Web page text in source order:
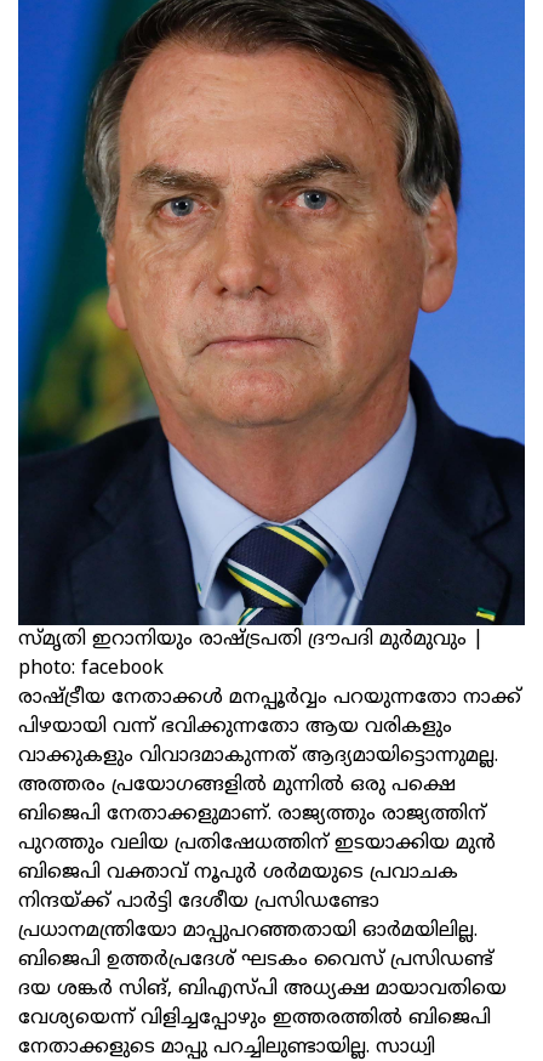
സ്‌മൃതി ഇറാനിയും രാഷ്‌ട്രപതി ദ്രൗപദി മുർമുവും |
photo: facebook
രാഷ്ട്രീയ നേതാക്കൾ മനപ്പൂർവ്വം പറയുന്നതോ നാക്ക്
പിഴയായി വന്ന് ഭവിക്കുന്നതോ ആയ വരികളും
വാക്കുകളും വിവാദമാകുന്നത് ആദ്യമായിട്ടൊന്നുമല്ല.
അത്തരം പ്രയോഗങ്ങളിൽ മുന്നിൽ ഒരു പക്ഷെ
ബിജെപി നേതാക്കളുമാണ്. രാജ്യത്തും രാജ്യത്തിന്
പുറത്തും വലിയ പ്രതിഷേധത്തിന് ഇടയാക്കിയ മുൻ
ബിജെപി വക്താവ് നൂപുർ ശർമയുടെ പ്രവാചക
നിന്ദയ്ക്ക് പാർട്ടി ദേശീയ പ്രസിഡണ്ടോ
പ്രധാനമന്ത്രിയോ മാപ്പുപറഞ്ഞതായി ഓർമയിലില്ല.
ബിജെപി ഉത്തർപ്രദേശ് ഘടകം വൈസ് പ്രസിഡണ്ട്
ദയ ശങ്കർ സിങ്, ബിഎസ്പി അധ്യക്ഷ മായാവതിയെ
വേശ്യയെന്ന് വിളിച്ചപ്പോഴും ഇത്തരത്തിൽ ബിജെപി
നേതാക്കളുടെ മാപ്പു പറച്ചിലുണ്ടായില്ല. സാധ്വി